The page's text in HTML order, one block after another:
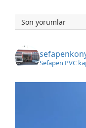
Son yorumlar
Sefapen PVC